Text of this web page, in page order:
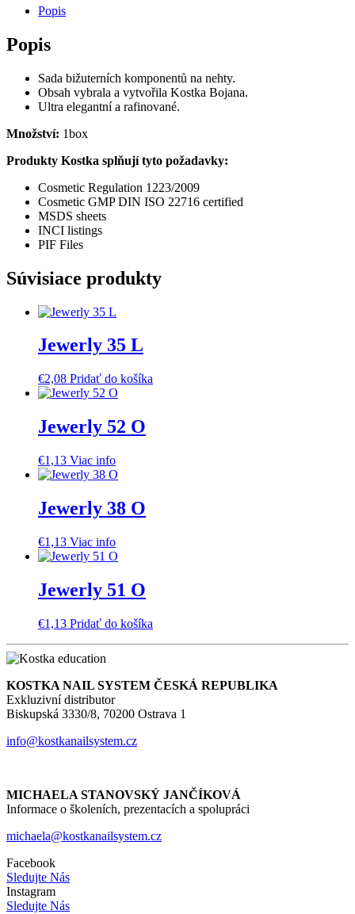
48
Popis
Popis
Sada bižuterních komponentů na nehty.
Obsah vybrala a vytvořila Kostka Bojana.
Ultra elegantní a rafinované.
Množství: 1box
Produkty Kostka splňují tyto požadavky:
Cosmetic Regulation 1223/2009
Cosmetic GMP DIN ISO 22716 certified
MSDS sheets
INCI listings
PIF Files
Súvisiace produkty
Jewerly 35 L
€2,08 Pridať do košíka
Jewerly 52 O
€1,13 Viac info
Jewerly 38 O
€1,13 Viac info
Jewerly 51 O
€1,13 Pridať do košíka
KOSTKA NAIL SYSTEM ČESKÁ REPUBLIKA
Exkluzivní distributor
Biskupská 3330/8, 70200 Ostrava 1
info@kostkanailsystem.cz
MICHAELA STANOVSKÝ JANČÍKOVÁ
Informace o školeních, prezentacích a spolupráci
michaela@kostkanailsystem.cz
Facebook
Sledujte Nás
Instagram
Sledujte Nás